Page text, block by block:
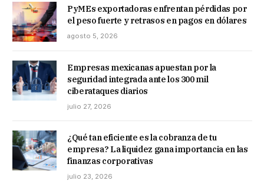
PyMEs exportadoras enfrentan pérdidas por
el peso fuerte y retrasos en pagos en dólares
agosto 5, 2026
Empresas mexicanas apuestan por la
seguridad integrada ante los 300 mil
ciberataques diarios
julio 27, 2026
¿Qué tan eficiente es la cobranza de tu
empresa? La liquidez gana importancia en las
finanzas corporativas
julio 23, 2026